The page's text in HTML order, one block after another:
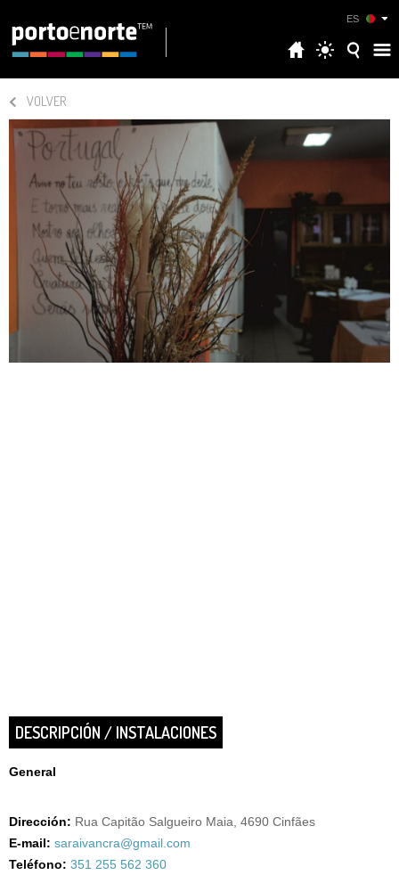
ES
VOLVER
DESCRIPCIÓN / INSTALACIONES
General
Dirección: Rua Capitão Salgueiro Maia, 4690 Cinfães
E-mail: saraivancra@gmail.com
Teléfono: 351 255 562 360